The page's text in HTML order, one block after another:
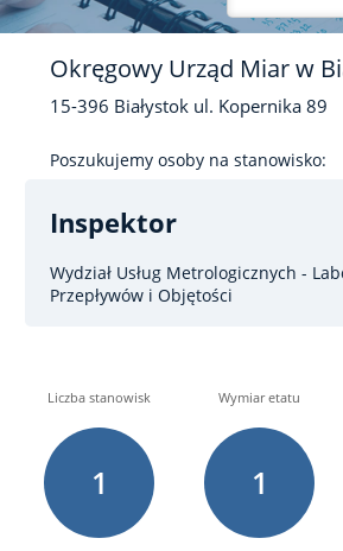
Okręgowy Urząd Miar w
15-396 Białystok ul. Kopernika 89
Poszukujemy osoby na stanowisko:
Inspektor
Wydział Usług Metrologicznych -
Przepływów i Objętości
Liczba stanowisk
1
Wymiar etatu
1